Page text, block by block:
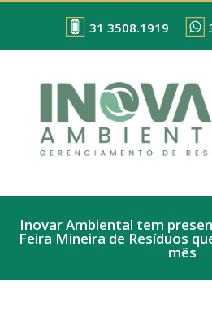
31 3508.1919
Inovar Ambiental tem
Feira Mineira de Resíduos
mês